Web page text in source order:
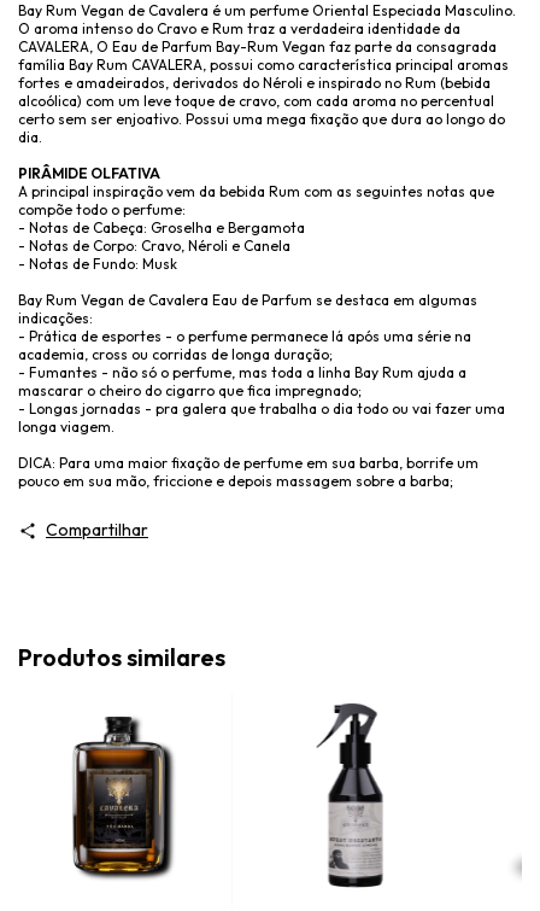
Bay Rum Vegan de Cavalera é um perfume Oriental Especiada Masculino.
O aroma intenso do Cravo e Rum traz a verdadeira identidade da
CAVALERA, O Eau de Parfum Bay-Rum Vegan faz parte da consagrada
família Bay Rum CAVALERA, possui como característica principal aromas
fortes e amadeirados, derivados do Néroli e inspirado no Rum (bebida
alcoólica) com um leve toque de cravo, com cada aroma no percentual
certo sem ser enjoativo. Possui uma mega fixação que dura ao longo do
dia.
PIRÂMIDE OLFATIVA
A principal inspiração vem da bebida Rum com as seguintes notas que
compõe todo o perfume:
- Notas de Cabeça: Groselha e Bergamota
- Notas de Corpo: Cravo, Néroli e Canela
- Notas de Fundo: Musk
Bay Rum Vegan de Cavalera Eau de Parfum se destaca em algumas
indicações:
- Prática de esportes - o perfume permanece lá após uma série na
academia, cross ou corridas de longa duração;
- Fumantes - não só o perfume, mas toda a linha Bay Rum ajuda a
mascarar o cheiro do cigarro que fica impregnado;
- Longas jornadas - pra galera que trabalha o dia todo ou vai fazer uma
longa viagem.
DICA: Para uma maior fixação de perfume em sua barba, borrife um
pouco em sua mão, friccione e depois massagem sobre a barba;
Compartilhar
Produtos similares